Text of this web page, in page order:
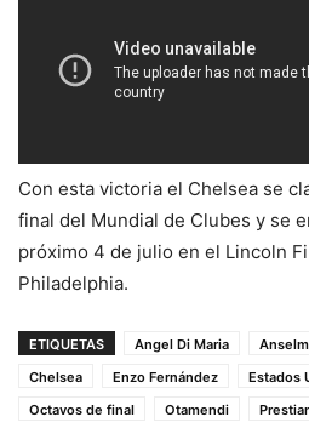
Con esta victoria el Chelsea se
final del Mundial de Clubes y se
próximo 4 de julio en el Lincoln
Philadelphia.
ETIQUETAS Angel Di Maria
Chelsea
Enzo Fernández Estados
Octavos de final
Otamendi